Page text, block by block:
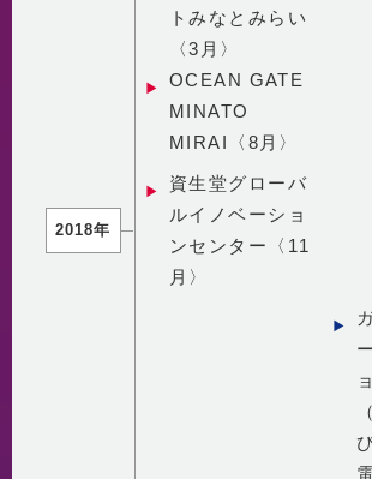
トみなとみらい
〈3月〉
OCEAN GATE
MINATO
MIRAI〈8月〉
2018年
資生堂グローバ
ルイノベーショ
ンセンター〈11
月〉